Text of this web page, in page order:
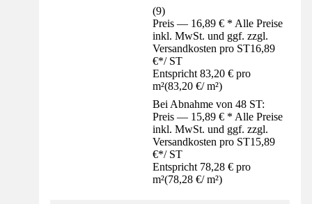
(9)
Preis — 16,89 € * Alle Preise
inkl. MwSt. und ggf. zzgl.
Versandkosten pro ST16,89
€*/ ST
Entspricht 83,20 € pro
m²(83,20 €/ m²)
Bei Abnahme von 48 ST:
Preis — 15,89 € * Alle Preise
inkl. MwSt. und ggf. zzgl.
Versandkosten pro ST15,89
€*/ ST
Entspricht 78,28 € pro
m²(78,28 €/ m²)